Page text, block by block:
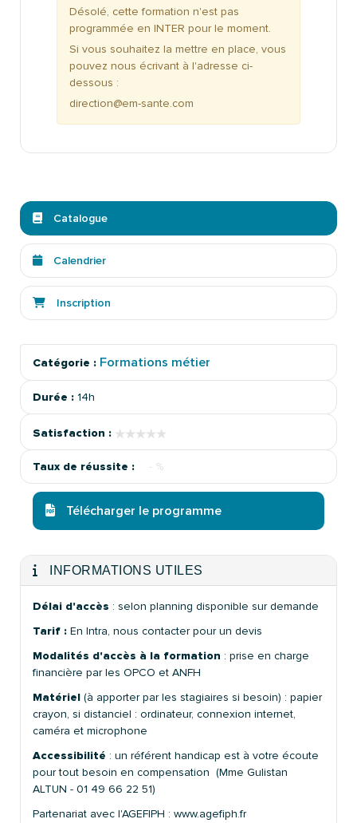
Désolé, cette formation n'est pas
programmée en INTER pour le moment.
Si vous souhaitez la mettre en place, vous
pouvez nous écrivant à l'adresse ci-
dessous :
direction@em-sante.com
Catalogue
Calendrier
Inscription
Catégorie : Formations métier
Durée : 14h
Satisfaction : ★★★★★
★★★★★
Taux de réussite : - %
Télécharger le programme
INFORMATIONS UTILES
Délai d'accès : selon planning disponible sur demande
Tarif : En Intra, nous contacter pour un devis
Modalités d'accès à la formation : prise en charge
financière par les OPCO et ANFH
Matériel (à apporter par les stagiaires si besoin) : papier
crayon, si distanciel : ordinateur, connexion internet,
caméra et microphone
Accessibilité : un référent handicap est à votre écoute
pour tout besoin en compensation (Mme Gulistan
ALTUN - 01 49 66 22 51)
Partenariat avec l'AGEFIPH : www.agefiph.fr